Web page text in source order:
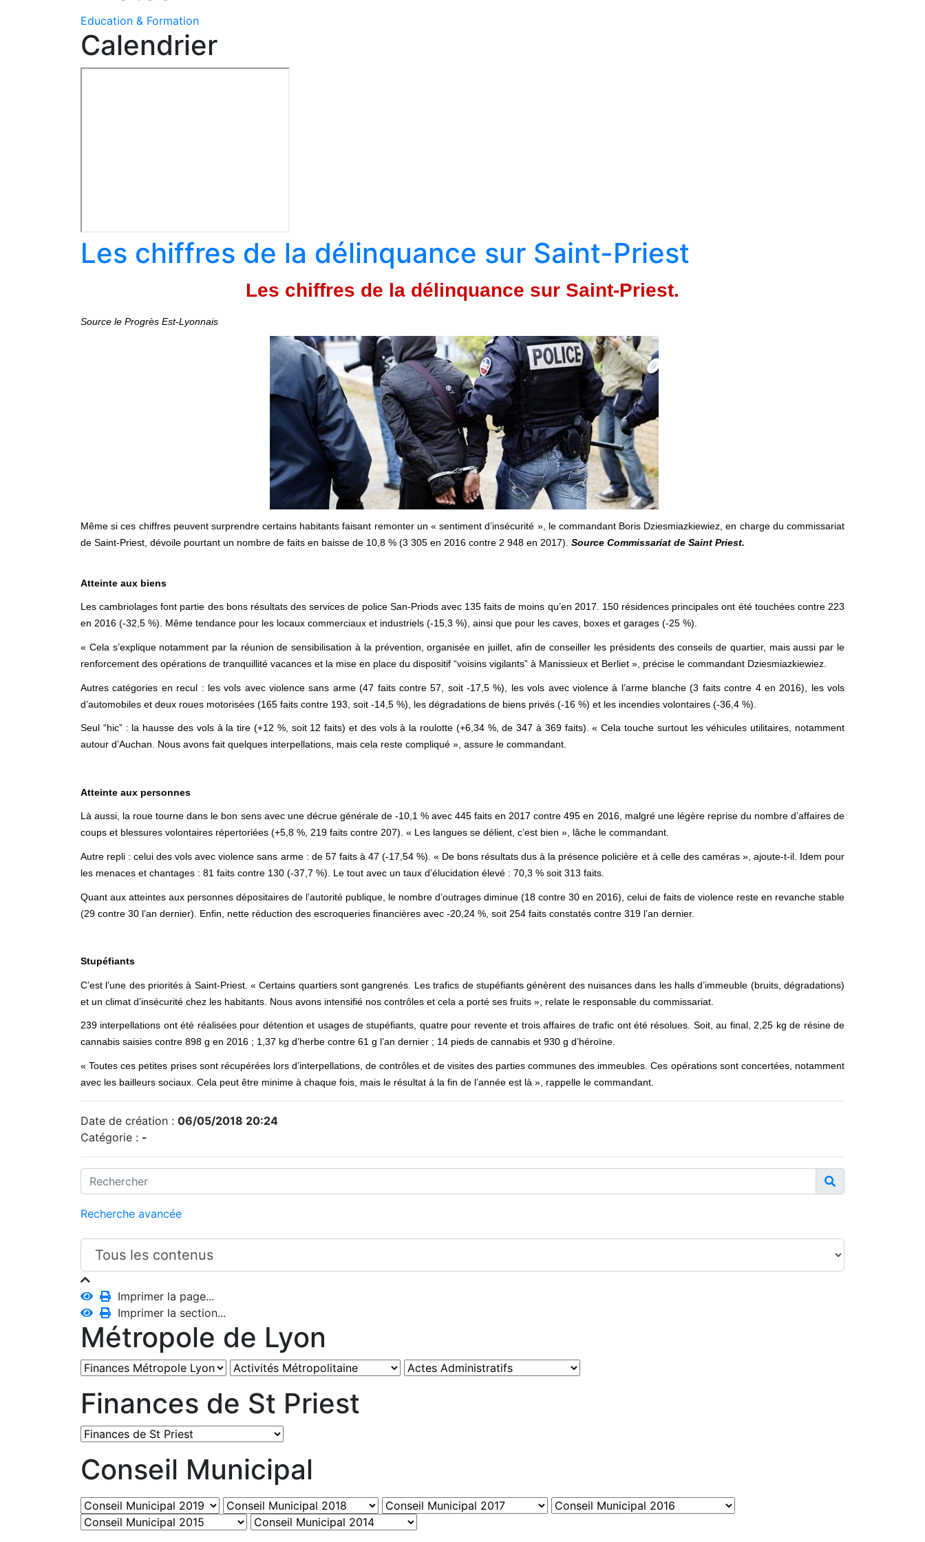
Education & Formation
Calendrier
Les chiffres de la délinquance sur Saint-Priest
Les chiffres de la délinquance sur Saint-Priest.
Source le Progrès Est-Lyonnais
Même si ces chiffres peuvent surprendre certains habitants faisant remonter un « sentiment d’insécurité », le commandant Boris Dziesmiazkiewiez, en charge du commissariat
de Saint-Priest, dévoile pourtant un nombre de faits en baisse de 10,8 % (3 305 en 2016 contre 2 948 en 2017). Source Commissariat de Saint Priest.
Atteinte aux biens
Les cambriolages font partie des bons résultats des services de police San-Priods avec 135 faits de moins qu’en 2017. 150 résidences principales ont été touchées contre 223
en 2016 (-32,5 %). Même tendance pour les locaux commerciaux et industriels (-15,3 %), ainsi que pour les caves, boxes et garages (-25 %).
« Cela s’explique notamment par la réunion de sensibilisation à la prévention, organisée en juillet, afin de conseiller les présidents des conseils de quartier, mais aussi par le
renforcement des opérations de tranquillité vacances et la mise en place du dispositif “voisins vigilants” à Manissieux et Berliet », précise le commandant Dziesmiazkiewiez.
Autres catégories en recul : les vols avec violence sans arme (47 faits contre 57, soit -17,5 %), les vols avec violence à l’arme blanche (3 faits contre 4 en 2016), les vols
d’automobiles et deux roues motorisées (165 faits contre 193, soit -14,5 %), les dégradations de biens privés (-16 %) et les incendies volontaires (-36,4 %).
Seul “hic” : la hausse des vols à la tire (+12 %, soit 12 faits) et des vols à la roulotte (+6,34 %, de 347 à 369 faits). « Cela touche surtout les véhicules utilitaires, notamment
autour d’Auchan. Nous avons fait quelques interpellations, mais cela reste compliqué », assure le commandant.
Atteinte aux personnes
Là aussi, la roue tourne dans le bon sens avec une décrue générale de -10,1 % avec 445 faits en 2017 contre 495 en 2016, malgré une légère reprise du nombre d’affaires de
coups et blessures volontaires répertoriées (+5,8 %, 219 faits contre 207). « Les langues se délient, c’est bien », lâche le commandant.
Autre repli : celui des vols avec violence sans arme : de 57 faits à 47 (-17,54 %). « De bons résultats dus à la présence policière et à celle des caméras », ajoute-t-il. Idem pour
les menaces et chantages : 81 faits contre 130 (-37,7 %). Le tout avec un taux d’élucidation élevé : 70,3 % soit 313 faits.
Quant aux atteintes aux personnes dépositaires de l’autorité publique, le nombre d’outrages diminue (18 contre 30 en 2016), celui de faits de violence reste en revanche stable
(29 contre 30 l’an dernier). Enfin, nette réduction des escroqueries financières avec -20,24 %, soit 254 faits constatés contre 319 l’an dernier.
Stupéfiants
C’est l’une des priorités à Saint-Priest. « Certains quartiers sont gangrenés. Les trafics de stupéfiants génèrent des nuisances dans les halls d’immeuble (bruits, dégradations)
et un climat d’insécurité chez les habitants. Nous avons intensifié nos contrôles et cela a porté ses fruits », relate le responsable du commissariat.
239 interpellations ont été réalisées pour détention et usages de stupéfiants, quatre pour revente et trois affaires de trafic ont été résolues. Soit, au final, 2,25 kg de résine de
cannabis saisies contre 898 g en 2016 ; 1,37 kg d’herbe contre 61 g l’an dernier ; 14 pieds de cannabis et 930 g d’héroïne.
« Toutes ces petites prises sont récupérées lors d’interpellations, de contrôles et de visites des parties communes des immeubles. Ces opérations sont concertées, notamment
avec les bailleurs sociaux. Cela peut être minime à chaque fois, mais le résultat à la fin de l’année est là », rappelle le commandant.
Date de création : 06/05/2018 20:24
Catégorie : -
Recherche avancée
Imprimer la page...
Imprimer la section...
Métropole de Lyon
Finances de St Priest
Conseil Municipal